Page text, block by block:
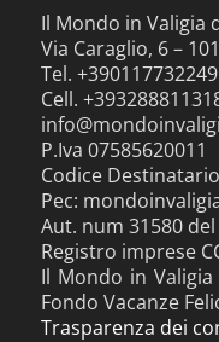
Il Mondo in Valigia
Via Caraglio, 6 –
Tel. +390117732249
Cell.
P.Iva 07585620011
Codice
Pec:
Aut. num 31580
Registro imprese
Il Mondo in
Fondo Vacanze
Trasparenza dei